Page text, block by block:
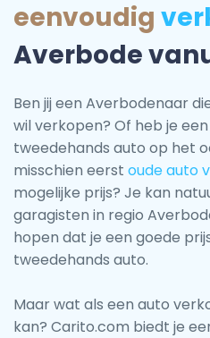
eenvoudig
Averbode
Ben jij een Averbodenaar
wil verkopen? Of heb je
tweedehands auto op het
misschien eerst oude auto
mogelijke prijs? Je kan
garagisten in regio
hopen dat je een goede
tweedehands auto.
Maar wat als een auto
kan? Carito.com biedt je